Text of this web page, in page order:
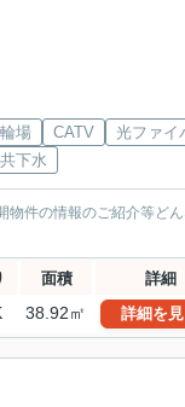
場 CATV 光ファイ
下水
件の情報のご紹介等ど
面積 詳細
38.92㎡ 詳細を